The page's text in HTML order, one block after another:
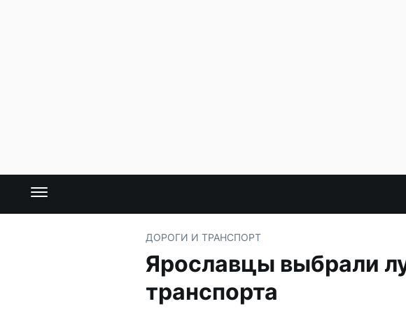
ДОРОГИ И ТРАНСПОРТ
Ярославцы выбрали
транспорта